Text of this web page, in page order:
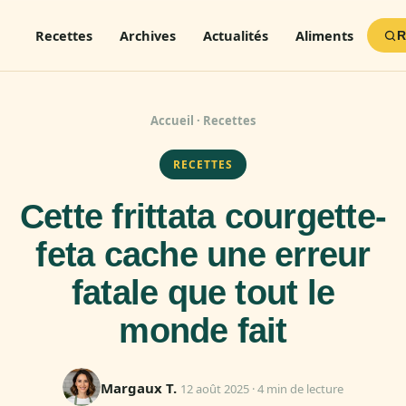
Recettes Archives Actualités Aliments
Accueil · Recettes
RECETTES
Cette frittata courgette-
feta cache une erreur
fatale que tout le
monde fait
Margaux T. 12 août 2025 · 4 min de lecture